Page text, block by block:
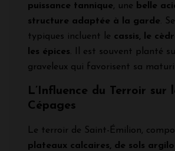
puissance tannique, une belle
structure adaptée à la garde.
typiques incluent le cassis, le
les épices. Il est souvent planté
graveleux qui favorisent sa
L’Influence du Terroir sur
Cépages
Le terroir de Saint-Émilion,
plateaux calcaires, de sols